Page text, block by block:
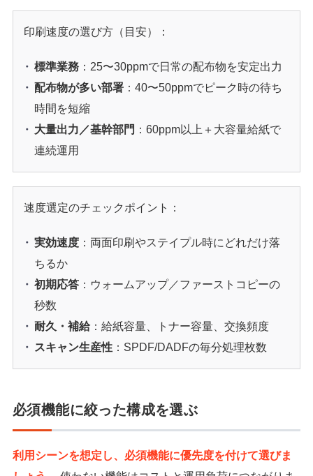
印刷速度の選び方（目安）：
標準業務：25〜30ppmで日常の配布物を安定出力
配布物が多い部署：40〜50ppmでピーク時の待ち
時間を短縮
大量出力／基幹部門 ：60ppm以上＋大容量給紙で
連続運用
速度選定のチェックポイント：
実効速度：両面印刷やステイプル時にどれだけ落
ちるか
初期応答：ウォームアップ／ファーストコピーの
秒数
耐久・補給：給紙容量、トナー容量、交換頻度
スキャン生産性：SPDF/DADFの毎分処理枚数
必須機能に絞った構成を選ぶ
利用シーンを想定し、必須機能に優先度を付けて選びま